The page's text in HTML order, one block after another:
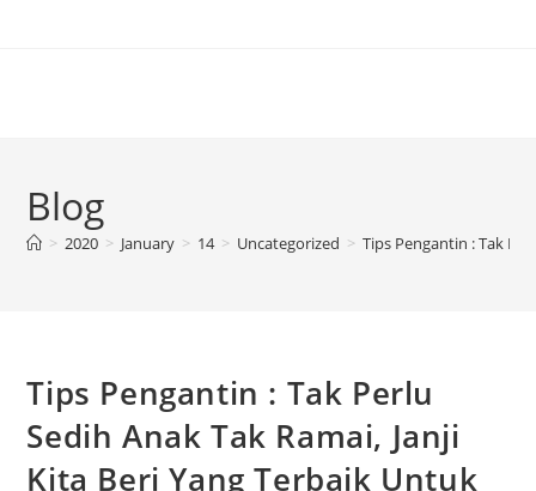
Blog
> 2020 > January > 14 > Uncategorized > Tips Pengantin : Tak
Tips Pengantin : Tak Perlu
Sedih Anak Tak Ramai, Janji
Kita Beri Yang Terbaik Untuk